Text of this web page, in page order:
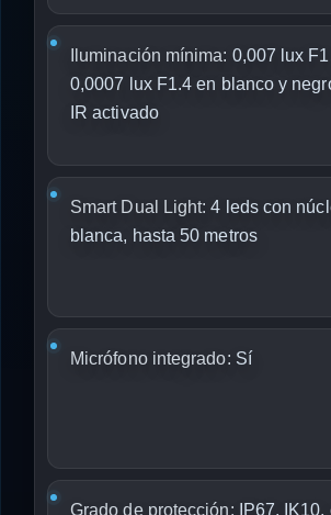
Iluminación mínima: 0,007 lux
0,0007 lux F1.4 en blanco y
IR activado
Smart Dual Light: 4 leds con
blanca, hasta 50 metros
Micrófono integrado: Sí
Grado de protección: IP67, IK10,